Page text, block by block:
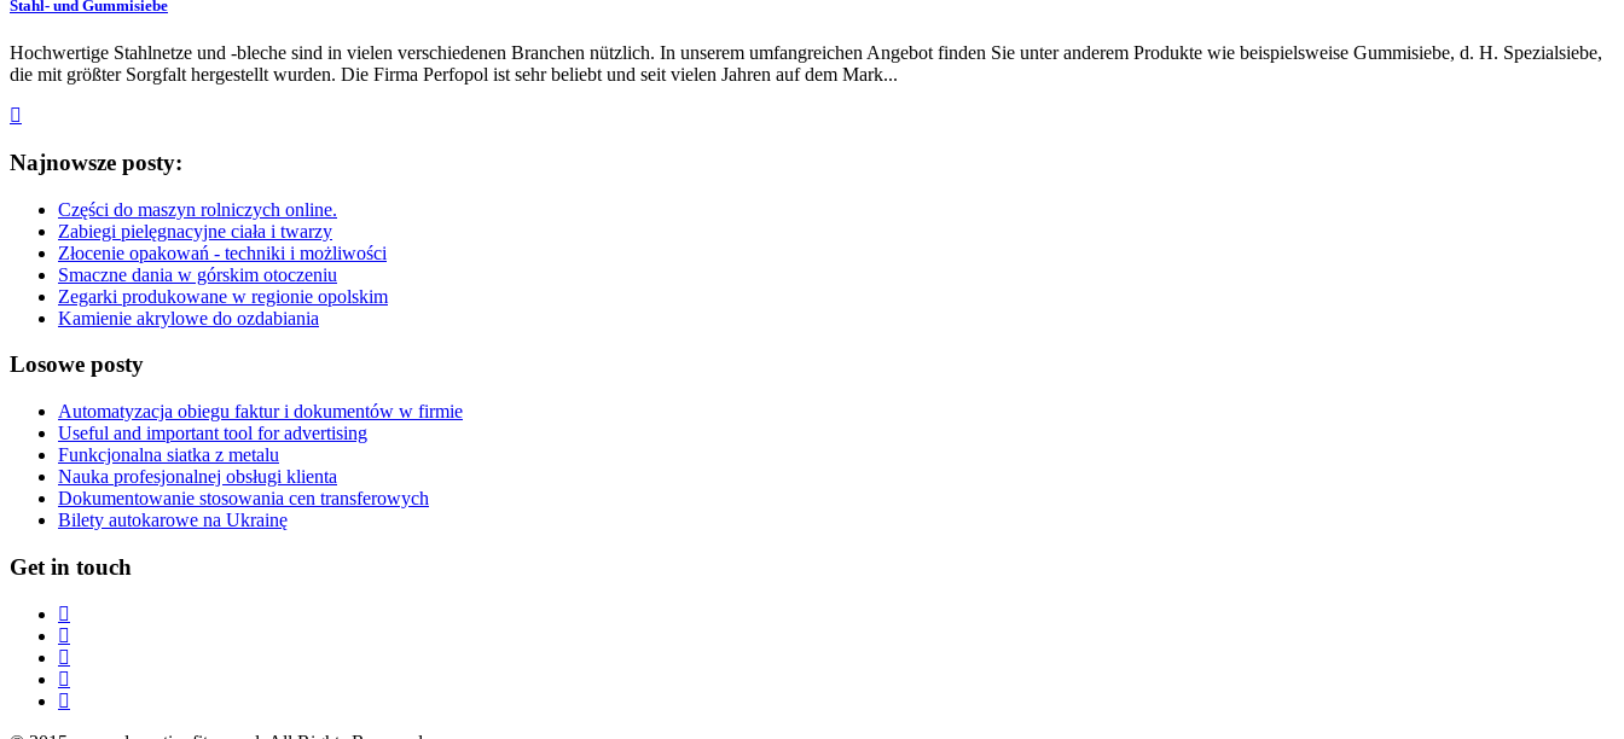
Stahl- und Gummisiebe
Hochwertige Stahlnetze und -bleche sind in vielen verschiedenen Branchen nützlich. In unserem umfangreichen Angebot finden Sie unter anderem Produkte wie beispielsweise Gummisiebe, d. H. Spezialsiebe,
die mit größter Sorgfalt hergestellt wurden. Die Firma Perfopol ist sehr beliebt und seit vielen Jahren auf dem Mark...
Najnowsze posty:
Części do maszyn rolniczych online.
Zabiegi pielęgnacyjne ciała i twarzy
Złocenie opakowań - techniki i możliwości
Smaczne dania w górskim otoczeniu
Zegarki produkowane w regionie opolskim
Kamienie akrylowe do ozdabiania
Losowe posty
Automatyzacja obiegu faktur i dokumentów w firmie
Useful and important tool for advertising
Funkcjonalna siatka z metalu
Nauka profesjonalnej obsługi klienta
Dokumentowanie stosowania cen transferowych
Bilety autokarowe na Ukrainę
Get in touch